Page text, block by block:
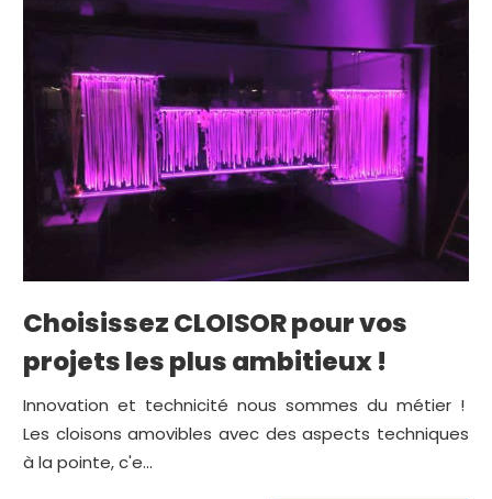
Choisissez CLOISOR pour vos
projets les plus ambitieux !
Innovation et technicité nous sommes du métier !
Les cloisons amovibles avec des aspects techniques
à la pointe, c'e...